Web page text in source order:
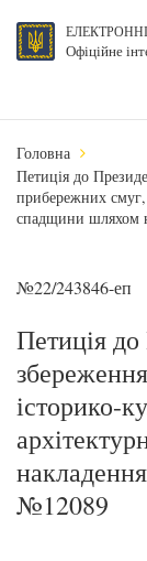
Офіційне
Головна
Петиція до
прибережних смуг,
спадщини шляхом
№22/243846-еп
Петиція
історико-
№12089